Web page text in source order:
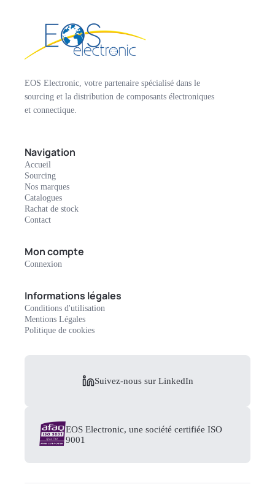
EOS Electronic, votre partenaire spécialisé dans le
sourcing et la distribution de composants électroniques
et connectique.
Navigation
Accueil
Sourcing
Nos marques
Catalogues
Rachat de stock
Contact
Mon compte
Connexion
Informations légales
Conditions d'utilisation
Mentions Légales
Politique de cookies
Suivez-nous sur LinkedIn
EOS Electronic, une société certifiée ISO
9001